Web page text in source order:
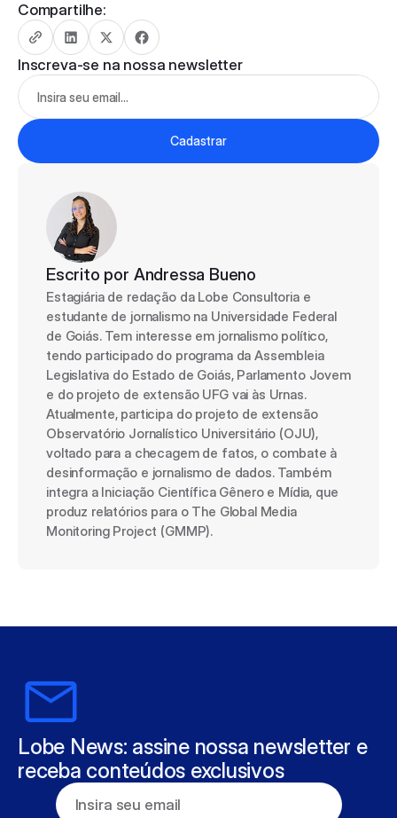
Compartilhe:
Inscreva-se na nossa newsletter
Cadastrar
Escrito por Andressa Bueno
Estagiária de redação da Lobe Consultoria e
estudante de jornalismo na Universidade Federal
de Goiás. Tem interesse em jornalismo político,
tendo participado do programa da Assembleia
Legislativa do Estado de Goiás, Parlamento Jovem
e do projeto de extensão UFG vai às Urnas.
Atualmente, participa do projeto de extensão
Observatório Jornalístico Universitário (OJU),
voltado para a checagem de fatos, o combate à
desinformação e jornalismo de dados. Também
integra a Iniciação Científica Gênero e Mídia, que
produz relatórios para o The Global Media
Monitoring Project (GMMP).
Lobe News: assine nossa newsletter e
receba conteúdos exclusivos